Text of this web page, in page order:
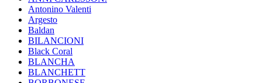
Antonino Valenti
Argesto
Baldan
BILANCIONI
Black Coral
BLANCHA
BLANCHETT